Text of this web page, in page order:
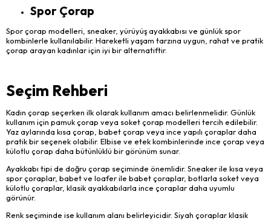
Spor Çorap
Spor çorap modelleri, sneaker, yürüyüş ayakkabısı ve günlük spor
kombinlerle kullanılabilir. Hareketli yaşam tarzına uygun, rahat ve pratik
çorap arayan kadınlar için iyi bir alternatiftir.
Seçim Rehberi
Kadın çorap seçerken ilk olarak kullanım amacı belirlenmelidir. Günlük
kullanım için pamuk çorap veya soket çorap modelleri tercih edilebilir.
Yaz aylarında kısa çorap, babet çorap veya ince yapılı çoraplar daha
pratik bir seçenek olabilir. Elbise ve etek kombinlerinde ince çorap veya
külotlu çorap daha bütünlüklü bir görünüm sunar.
Ayakkabı tipi de doğru çorap seçiminde önemlidir. Sneaker ile kısa veya
spor çoraplar, babet ve loafer ile babet çoraplar, botlarla soket veya
külotlu çoraplar, klasik ayakkabılarla ince çoraplar daha uyumlu
görünür.
Renk seçiminde ise kullanım alanı belirleyicidir. Siyah çoraplar klasik